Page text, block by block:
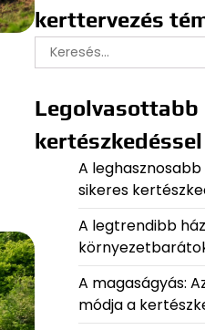
kerttervezés
Keresés:
Legolvasottabb
A
sikeres
A legtrendibb
A magaságyás:
módja a